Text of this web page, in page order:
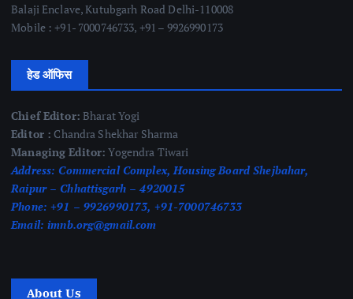
Balaji Enclave, Kutubgarh Road Delhi-110008
Mobile : +91- 7000746733, +91 – 9926990173
हेड ऑफिस
Chief Editor: Bharat Yogi
Editor : Chandra Shekhar Sharma
Managing Editor: Yogendra Tiwari
Address: Commercial Complex, Housing Board Shejbahar,
Raipur – Chhattisgarh – 4920015
Phone: +91 – 9926990173, +91-7000746733
Email: imnb.org@gmail.com
About Us